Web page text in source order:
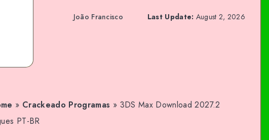
João Francisco Last Update: August 2, 2026
» Crackeado Programas » 3DS Max Download 2027.2
PT-BR